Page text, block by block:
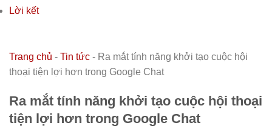
Lời kết
Trang chủ - Tin tức - Ra mắt tính năng khởi tạo cuộc hội
thoại tiện lợi hơn trong Google Chat
Ra mắt tính năng khởi tạo cuộc hội thoại
tiện lợi hơn trong Google Chat